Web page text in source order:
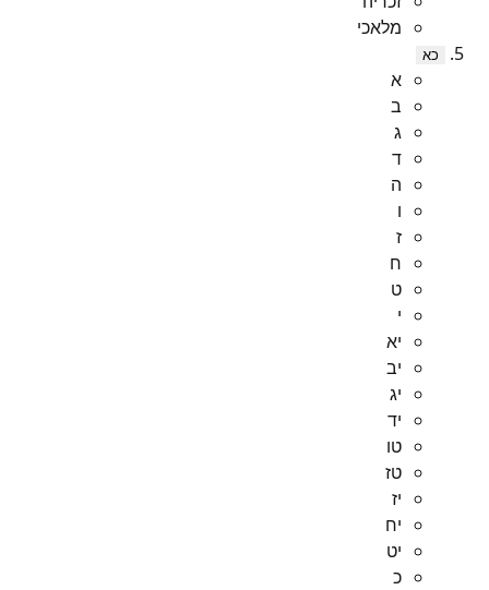
מלאכי
כא
א
ב
ג
ד
ה
ו
ז
ח
ט
י
יא
יב
יג
יד
טו
טז
יז
יח
יט
כ